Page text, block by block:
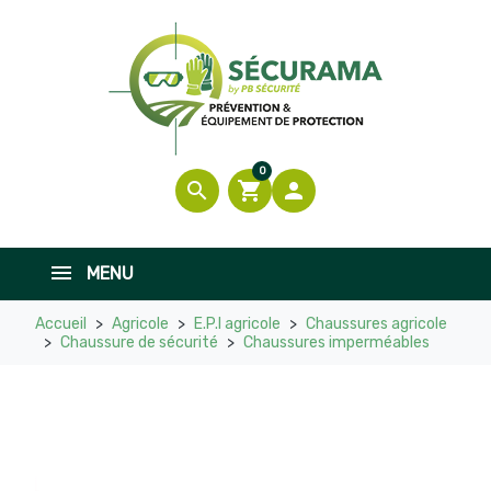
search shopping_cart
0

MENU
Accueil Agricole E.P.I agricole
Chaussures agricole
Chaussure de sécurité
Chaussures imperméables